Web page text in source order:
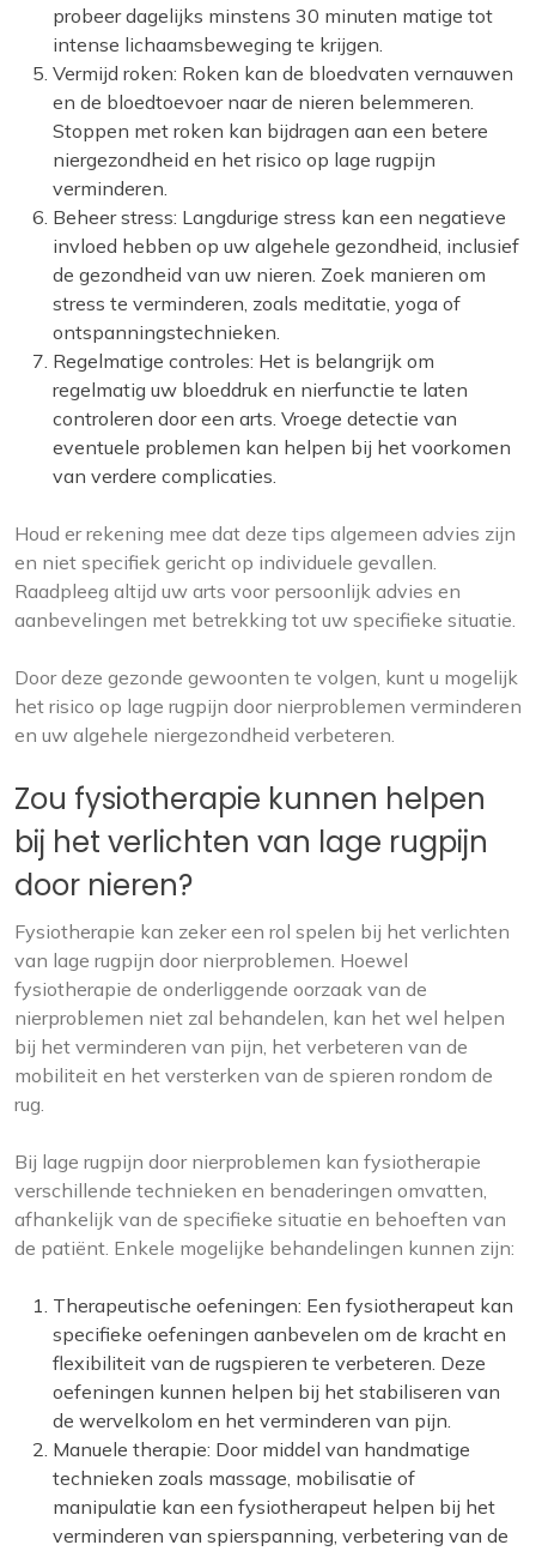
probeer dagelijks minstens 30 minuten matige tot
intense lichaamsbeweging te krijgen.
Vermijd roken: Roken kan de bloedvaten vernauwen
en de bloedtoevoer naar de nieren belemmeren.
Stoppen met roken kan bijdragen aan een betere
niergezondheid en het risico op lage rugpijn
verminderen.
Beheer stress: Langdurige stress kan een negatieve
invloed hebben op uw algehele gezondheid, inclusief
de gezondheid van uw nieren. Zoek manieren om
stress te verminderen, zoals meditatie, yoga of
ontspanningstechnieken.
Regelmatige controles: Het is belangrijk om
regelmatig uw bloeddruk en nierfunctie te laten
controleren door een arts. Vroege detectie van
eventuele problemen kan helpen bij het voorkomen
van verdere complicaties.
Houd er rekening mee dat deze tips algemeen advies zijn
en niet specifiek gericht op individuele gevallen.
Raadpleeg altijd uw arts voor persoonlijk advies en
aanbevelingen met betrekking tot uw specifieke situatie.
Door deze gezonde gewoonten te volgen, kunt u mogelijk
het risico op lage rugpijn door nierproblemen verminderen
en uw algehele niergezondheid verbeteren.
Zou fysiotherapie kunnen helpen
bij het verlichten van lage rugpijn
door nieren?
Fysiotherapie kan zeker een rol spelen bij het verlichten
van lage rugpijn door nierproblemen. Hoewel
fysiotherapie de onderliggende oorzaak van de
nierproblemen niet zal behandelen, kan het wel helpen
bij het verminderen van pijn, het verbeteren van de
mobiliteit en het versterken van de spieren rondom de
rug.
Bij lage rugpijn door nierproblemen kan fysiotherapie
verschillende technieken en benaderingen omvatten,
afhankelijk van de specifieke situatie en behoeften van
de patiënt. Enkele mogelijke behandelingen kunnen zijn:
Therapeutische oefeningen: Een fysiotherapeut kan
specifieke oefeningen aanbevelen om de kracht en
flexibiliteit van de rugspieren te verbeteren. Deze
oefeningen kunnen helpen bij het stabiliseren van
de wervelkolom en het verminderen van pijn.
Manuele therapie: Door middel van handmatige
technieken zoals massage, mobilisatie of
manipulatie kan een fysiotherapeut helpen bij het
verminderen van spierspanning, verbetering van de